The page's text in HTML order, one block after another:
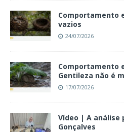
Comportamento
vazios
24/07/2026
Comportamento
Gentileza não é
17/07/2026
Vídeo | A análise
Gonçalves